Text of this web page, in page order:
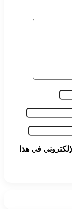
في هذا